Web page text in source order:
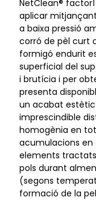
NetClean®
aplicar
a baixa pressió
corró de pèl curt
formigó endurit
superficial del
i brutícia i per
presenta
un acabat
imprescindible
homogènia en
acumulacions en
elements
pols durant
(segons
formació de la